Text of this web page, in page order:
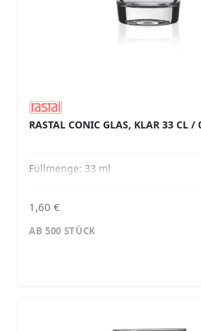
RASTAL CONIC GLAS, KLAR 33 CL /
Füllmenge: 33 ml
1,60 €
AB 500 STÜCK